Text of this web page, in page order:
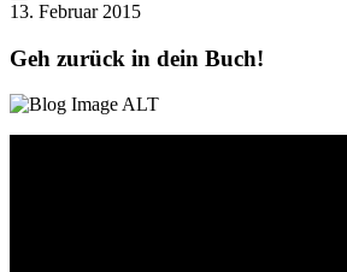
13. Februar 2015
Geh zurück in dein Buch!